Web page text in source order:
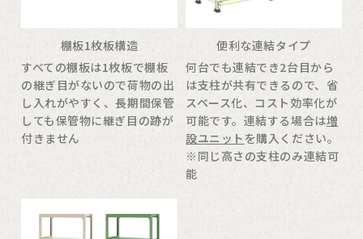
棚板1枚板構造
すべての棚板は1枚板で棚板
の継ぎ目がないので荷物の出
し入れがやすく、長期間保管
しても保管物に継ぎ目の跡が
付きません
便利な連結タイプ
何台でも連結でき2台目から
は支柱が共有できるので、省
スペース化、コスト効率化が
可能です。連結する場合は増
設ユニット を購入ください。
※同じ高さの支柱のみ連結可
能